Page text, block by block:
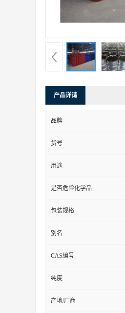
产品详请
品牌
货号
用途
是否危险化学品
包装规格
别名
CAS编号
纯度
产地/厂商